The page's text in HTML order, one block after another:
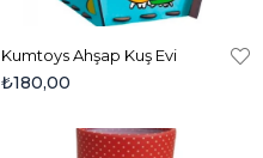
Kumtoys Ahşap Kuş Evi
₺180,00